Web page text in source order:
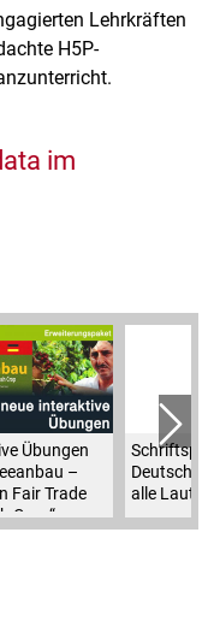
Lehrkräften
H5P-
im
Übungen
–
Fair Trade
Crop“
Deutsch
alle Laute